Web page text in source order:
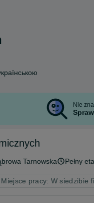
Nie
Tarnowska Pełny
Miejsce pracy: W siedzibie